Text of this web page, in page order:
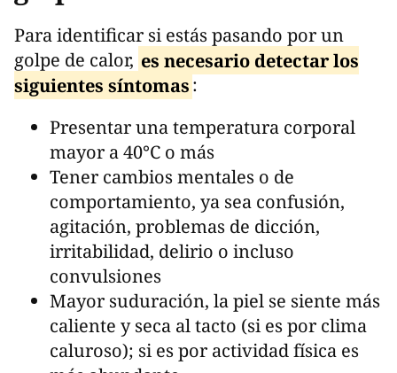
Para identificar si estás pasando por un
golpe de calor, es necesario detectar los
siguientes síntomas:
Presentar una temperatura corporal
mayor a 40°C o más
Tener cambios mentales o de
comportamiento, ya sea confusión,
agitación, problemas de dicción,
irritabilidad, delirio o incluso
convulsiones
Mayor suduración, la piel se siente más
caliente y seca al tacto (si es por clima
caluroso); si es por actividad física es